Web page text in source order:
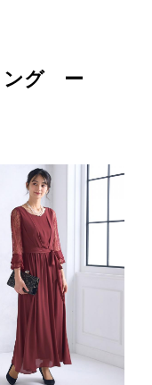
ング ー